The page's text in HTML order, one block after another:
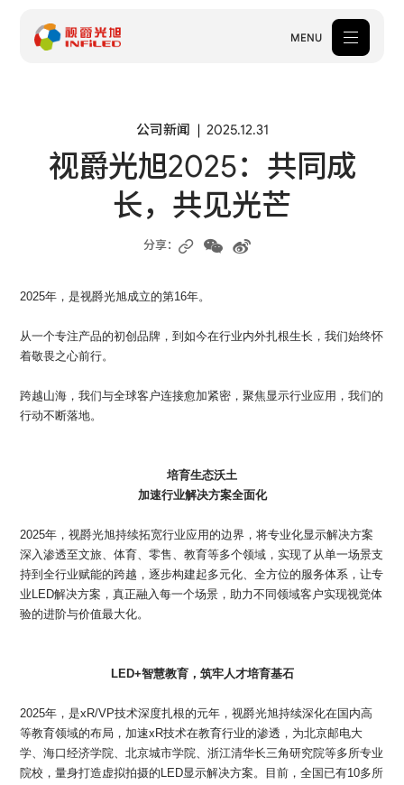
MENU
解决方案
体验中心
加入我们
CN EN ES
公司新闻 2025.12.31
视爵光旭2025：共同成
长，共见光芒
分享：
2025年，是视爵光旭成立的第16年。
从一个专注产品的初创品牌，到如今在行业内外扎根生长，我们始终怀
着敬畏之心前行。
跨越山海，我们与全球客户连接愈加紧密，聚焦显示行业应用，我们的
行动不断落地。
培育生态沃土
加速行业解决方案全面化
2025年，视爵光旭持续拓宽行业应用的边界，将专业化显示解决方案
深入渗透至文旅、体育、零售、教育等多个领域，实现了从单一场景支
持到全行业赋能的跨越，逐步构建起多元化、全方位的服务体系，让专
业LED解决方案，真正融入每一个场景，助力不同领域客户实现视觉体
验的进阶与价值最大化。
LED+智慧教育，筑牢人才培育基石
2025年，是xR/VP技术深度扎根的元年，视爵光旭持续深化在国内高
等教育领域的布局，加速xR技术在教育行业的渗透，为北京邮电大
学、海口经济学院、北京城市学院、浙江清华长三角研究院等多所专业
院校，量身打造虚拟拍摄的LED显示解决方案。目前，全国已有10多所